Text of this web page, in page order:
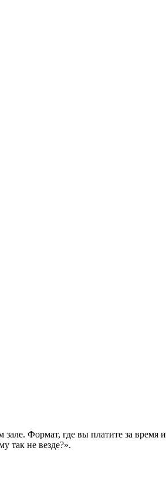
Формат, где вы платите за время
так не везде?».